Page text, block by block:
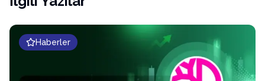
Haberler